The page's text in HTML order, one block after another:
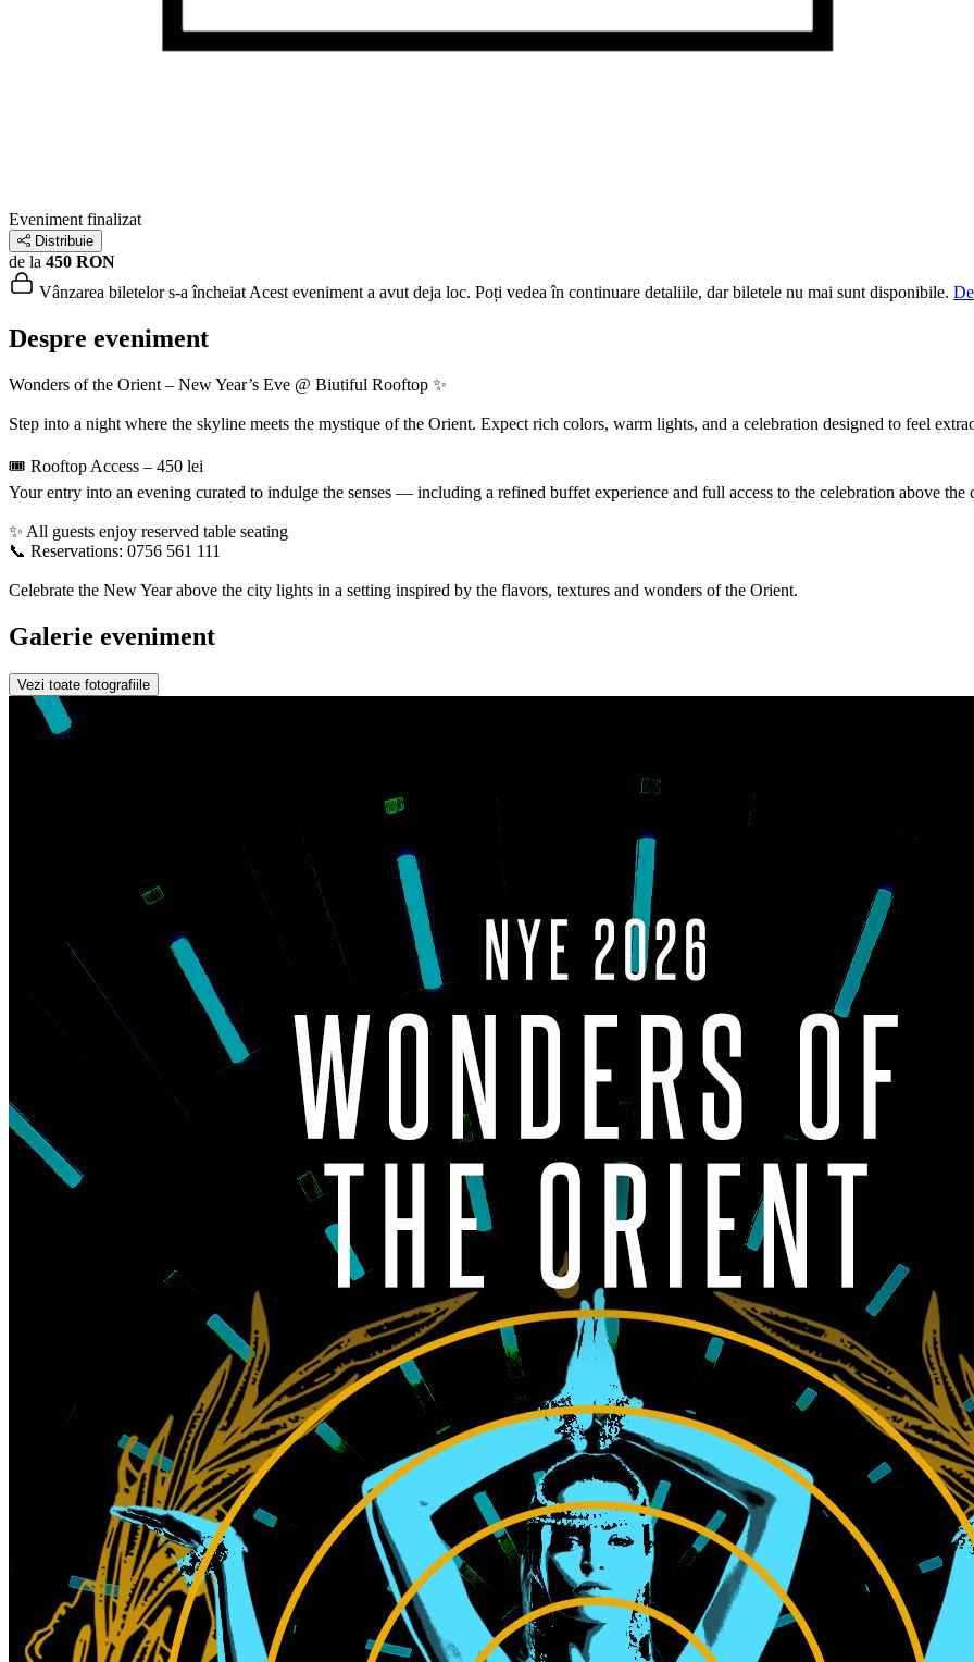
Eveniment finalizat
Distribuie
de la 450 RON
Vânzarea biletelor s-a încheiat Acest eveniment a avut deja loc. Poți vedea în continuare detaliile, dar biletele nu mai sunt disponibile.
Despre eveniment
Wonders of the Orient – New Year’s Eve @ Biutiful Rooftop ✨
Step into a night where the skyline meets the mystique of the Orient. Expect rich colors, warm lights, and a celebration designed to feel
🎟 Rooftop Access – 450 lei
Your entry into an evening curated to indulge the senses — including a refined buffet experience and full access to the celebration above the
✨ All guests enjoy reserved table seating
📞 Reservations: 0756 561 111
Celebrate the New Year above the city lights in a setting inspired by the flavors, textures and wonders of the Orient.
Galerie eveniment
Vezi toate fotografiile